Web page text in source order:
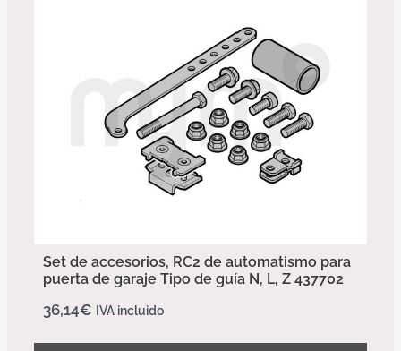
Set de accesorios, RC2 de automatismo para
puerta de garaje Tipo de guía N, L, Z 437702
36,14€ IVA incluido